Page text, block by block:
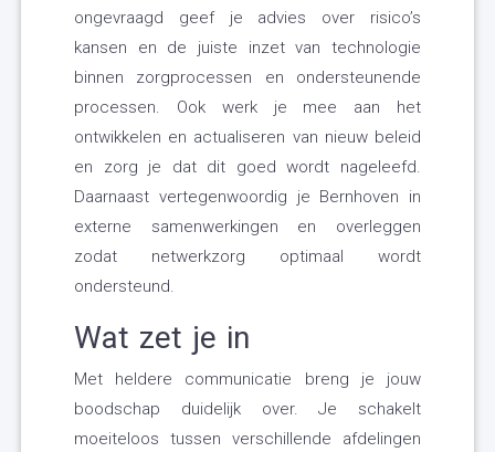
ongevraagd geef je advies over risico’s
kansen en de juiste inzet van technologie
binnen zorgprocessen en ondersteunende
processen. Ook werk je mee aan het
ontwikkelen en actualiseren van nieuw beleid
en zorg je dat dit goed wordt nageleefd.
Daarnaast vertegenwoordig je Bernhoven in
externe samenwerkingen en overleggen
zodat netwerkzorg optimaal wordt
ondersteund.
Wat zet je in
Met heldere communicatie breng je jouw
boodschap duidelijk over. Je schakelt
moeiteloos tussen verschillende afdelingen